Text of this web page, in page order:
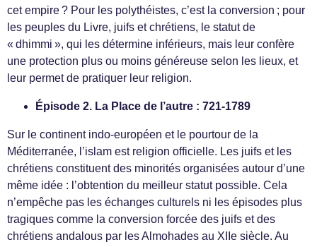
cet empire ? Pour les polythéistes, c’est la conversion ; pour
les peuples du Livre, juifs et chrétiens, le statut de
« dhimmi », qui les détermine inférieurs, mais leur confère
une protection plus ou moins généreuse selon les lieux, et
leur permet de pratiquer leur religion.
Épisode 2. La Place de l’autre : 721-1789
Sur le continent indo-européen et le pourtour de la
Méditerranée, l’islam est religion officielle. Les juifs et les
chrétiens constituent des minorités organisées autour d’une
même idée : l’obtention du meilleur statut possible. Cela
n’empêche pas les échanges culturels ni les épisodes plus
tragiques comme la conversion forcée des juifs et des
chrétiens andalous par les Almohades au XIIe siècle. Au